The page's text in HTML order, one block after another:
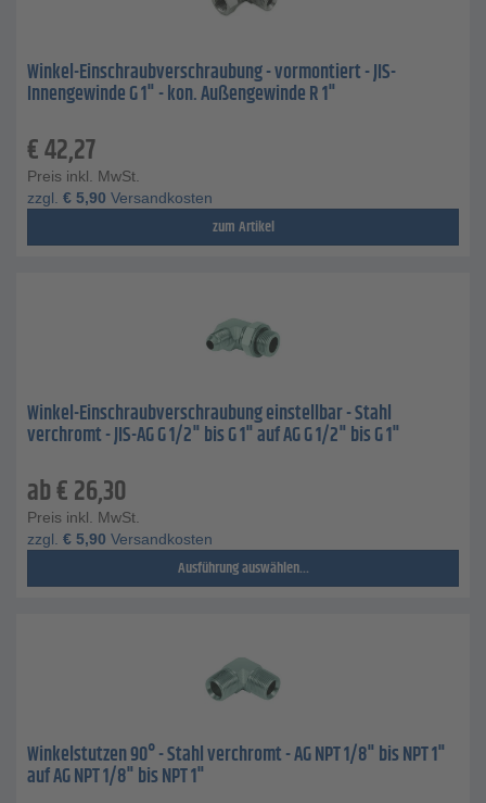
Winkel-Einschraubverschraubung - vormontiert - JIS-
Innengewinde G 1" - kon. Außengewinde R 1"
€42,27
Preis inkl. MwSt.
zzgl. € 5,90 Versandkosten
zum Artikel
Winkel-Einschraubverschraubung einstellbar - Stahl
verchromt - JIS-AG G 1/2" bis G 1" auf AG G 1/2" bis G 1"
ab€26,30
Preis inkl. MwSt.
zzgl. € 5,90 Versandkosten
Ausführung auswählen...
Winkelstutzen 90° - Stahl verchromt - AG NPT 1/8" bis NPT 1"
auf AG NPT 1/8" bis NPT 1"